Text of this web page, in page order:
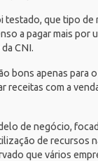
que tipo
a pagar mais por
CNI.
bons apenas para
com a
de negócio,
de
que vários